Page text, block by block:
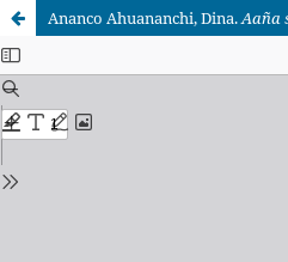
Ananco Ahuananchi, Dina.Aaña